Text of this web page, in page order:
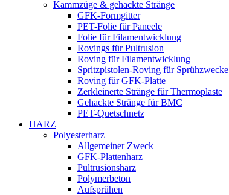
Kammzüge & gehackte Stränge
GFK-Formgitter
PET-Folie für Paneele
Folie für Filamentwicklung
Rovings für Pultrusion
Roving für Filamentwicklung
Spritzpistolen-Roving für Sprühzwecke
Roving für GFK-Platte
Zerkleinerte Stränge für Thermoplaste
Gehackte Stränge für BMC
PET-Quetschnetz
HARZ
Polyesterharz
Allgemeiner Zweck
GFK-Plattenharz
Pultrusionsharz
Polymerbeton
Aufsprühen